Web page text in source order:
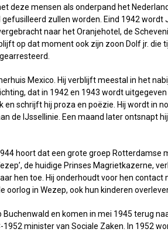
deze mensen als onderpand het
zullen worden. Eind 1942 wordt
naar het Oranjehotel, de
op dat moment ook zijn zoon Dolf jr. die
Mexico. Hij verblijft meestal in het
dat in 1942 en 1943 wordt
schrijft hij proza en poëzie. Hij wordt in
de IJssellinie. Een maand later ontsnapt
hoort dat een grote groep Rotterdamse
de huidige Prinses Magrietkazerne,
hen toe. Hij onderhoudt voor hen
oorlog in Wezep, ook hun kinderen
en komen in mei 1945 terug
minister van Sociale Zaken. In 1952